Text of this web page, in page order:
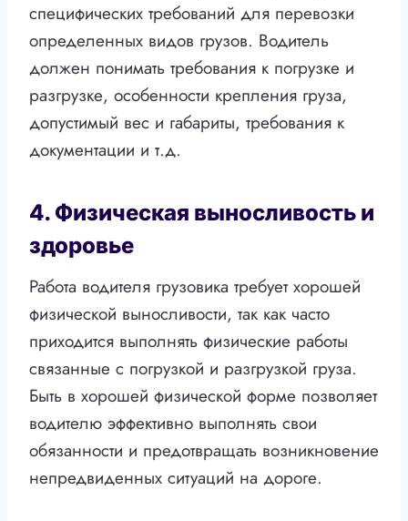
специфических требований для перевозки
определенных видов грузов. Водитель
должен понимать требования к погрузке и
разгрузке, особенности крепления груза,
допустимый вес и габариты, требования к
документации и т.д.
4. Физическая выносливость и
здоровье
Работа водителя грузовика требует хорошей
физической выносливости, так как часто
приходится выполнять физические работы
связанные с погрузкой и разгрузкой груза.
Быть в хорошей физической форме позволяет
водителю эффективно выполнять свои
обязанности и предотвращать возникновение
непредвиденных ситуаций на дороге.